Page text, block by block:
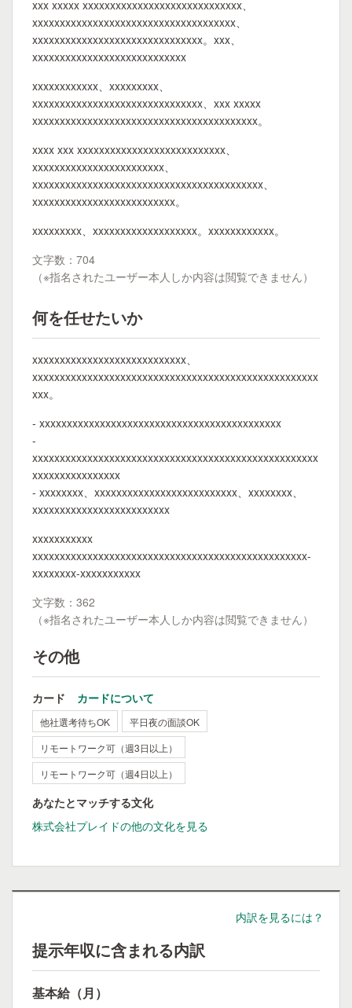
xxx xxxxx xxxxxxxxxxxxxxxxxxxxxxxxxxxxx、
xxxxxxxxxxxxxxxxxxxxxxxxxxxxxxxxxxxxx、
xxxxxxxxxxxxxxxxxxxxxxxxxxxxxxx。xxx、
xxxxxxxxxxxxxxxxxxxxxxxxxxxx
xxxxxxxxxxxx、xxxxxxxxx、
xxxxxxxxxxxxxxxxxxxxxxxxxxxxxxx、xxx xxxxx
xxxxxxxxxxxxxxxxxxxxxxxxxxxxxxxxxxxxxxxxx。
xxxx xxx xxxxxxxxxxxxxxxxxxxxxxxxxxx、
xxxxxxxxxxxxxxxxxxxxxxxx、
xxxxxxxxxxxxxxxxxxxxxxxxxxxxxxxxxxxxxxxxxx、
xxxxxxxxxxxxxxxxxxxxxxxxxx。
xxxxxxxxx、xxxxxxxxxxxxxxxxxxx。xxxxxxxxxxxx。
文字数：704
（※指名されたユーザー本人しか内容は閲覧できません）
何を任せたいか
xxxxxxxxxxxxxxxxxxxxxxxxxxxx、
xxxxxxxxxxxxxxxxxxxxxxxxxxxxxxxxxxxxxxxxxxxxxxxxxxxx
xxx。
- xxxxxxxxxxxxxxxxxxxxxxxxxxxxxxxxxxxxxxxxxxxx
-
xxxxxxxxxxxxxxxxxxxxxxxxxxxxxxxxxxxxxxxxxxxxxxxxxxxx
xxxxxxxxxxxxxxxx
- xxxxxxxx、xxxxxxxxxxxxxxxxxxxxxxxxxx、xxxxxxxx、
xxxxxxxxxxxxxxxxxxxxxxxxx
xxxxxxxxxxx
xxxxxxxxxxxxxxxxxxxxxxxxxxxxxxxxxxxxxxxxxxxxxxxxxx-
xxxxxxxx-xxxxxxxxxxx
文字数：362
（※指名されたユーザー本人しか内容は閲覧できません）
その他
カード カードについて
他社選考待ちOK
平日夜の面談OK
リモートワーク可（週3日以上）
リモートワーク可（週4日以上）
あなたとマッチする文化
株式会社プレイドの他の文化を見る
内訳を見るには？
提示年収に含まれる内訳
基本給（月）